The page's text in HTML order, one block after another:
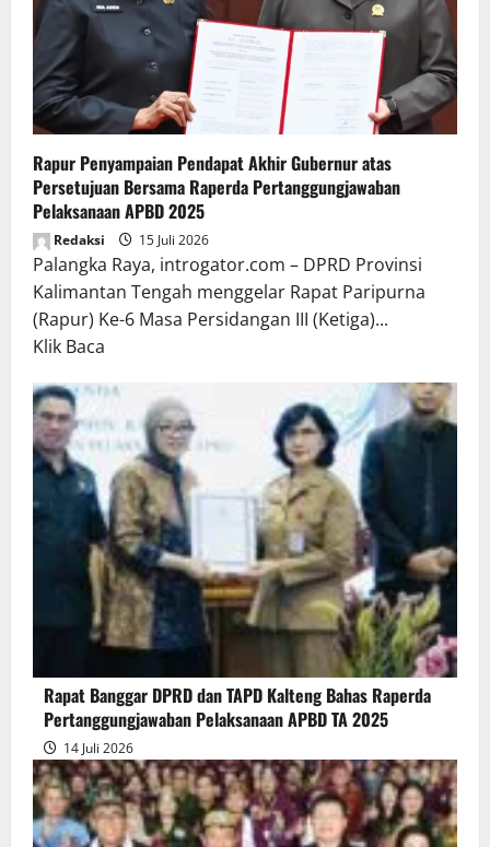
Rapur Penyampaian Pendapat Akhir Gubernur atas
Persetujuan Bersama Raperda Pertanggungjawaban
Pelaksanaan APBD 2025
Redaksi 15 Juli 2026
Palangka Raya, introgator.com – DPRD Provinsi
Kalimantan Tengah menggelar Rapat Paripurna
(Rapur) Ke-6 Masa Persidangan III (Ketiga)...
Klik Baca
about
Rapur
Penyampaian
Pendapat
Akhir
Gubernur
atas
Persetujuan
Bersama
Raperda
Pertanggungjawaban
Pelaksanaan
APBD
2025
Rapat Banggar DPRD dan TAPD Kalteng Bahas Raperda
Pertanggungjawaban Pelaksanaan APBD TA 2025
14 Juli 2026